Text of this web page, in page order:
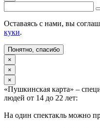
Оставаясь с нами, вы
куки.
Понятно, спасибо
×
×
×
«Пушкинская карта» –
людей от 14 до 22 лет:
На один спектакль можно